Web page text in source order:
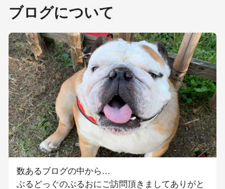
ブログについて
数あるブログの中から…
ぶるどっぐのぶるおにご訪問頂きましてありがと